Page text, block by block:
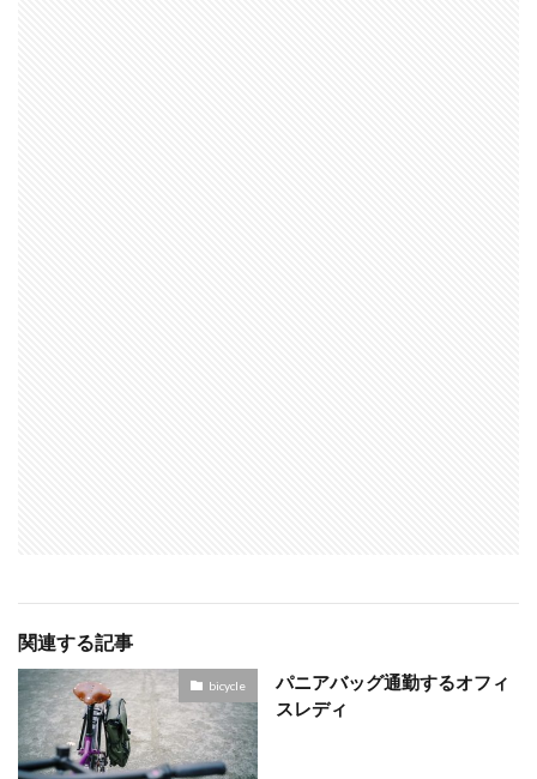
関連する記事
bicycle
パニアバッグ通勤するオフィ
スレディ